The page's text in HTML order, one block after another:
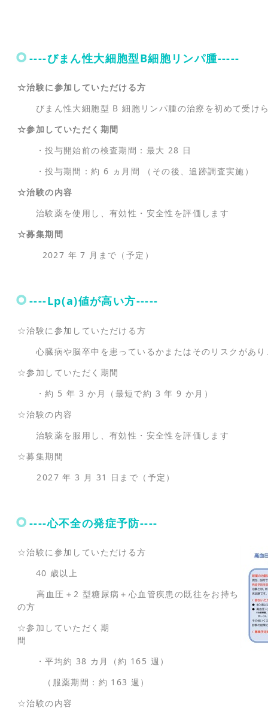
----びまん性大細胞型B細胞リンパ腫-----
☆治験に参加していただける方
びまん性大細胞型 B 細胞リンパ腫の治療を初めて受け
☆参加していただく期間
・投与開始前の検査期間：最大 28 日
・投与期間：約 6 ヵ月間 （その後、追跡調査実施）
☆治験の内容
治験薬を使用し、有効性・安全性を評価します
☆募集期間
2027 年 7 月まで（予定）
----Lp(a)値が高い方-----
☆治験に参加していただける方
心臓病や脳卒中を患っているかまたはそのリスクがあ
☆参加していただく期間
・約 5 年 3 か月（最短で約 3 年 9 か月）
☆治験の内容
治験薬を服用し、有効性・安全性を評価します
☆募集期間
2027 年 3 月 31 日まで（予定）
----心不全の発症予防----
☆治験に参加していただける方
40 歳以上
高血圧＋2 型糖尿病＋心血管疾患の既往をお持ち
の方
☆参加していただく期
間
・平均約 38 カ月（約 165 週）
（服薬期間：約 163 週）
☆治験の内容